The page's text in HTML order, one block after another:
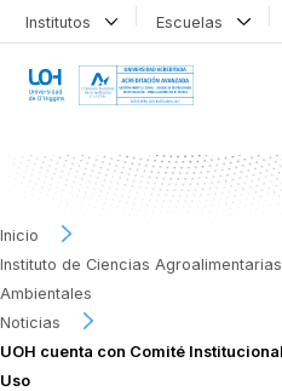
Institutos Escuelas
Inicio
Instituto de Ciencias
Ambientales
Noticias
UOH cuenta con Comité
Uso